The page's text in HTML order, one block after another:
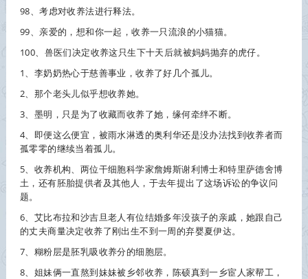
98、考虑对收养法进行释法。
99、亲爱的，想和你一起，收养一只流浪的小猫猫。
100、兽医们决定收养这只生下十天后就被妈妈抛弃的虎仔。
1、李奶奶热心于慈善事业，收养了好几个孤儿。
2、那个老头儿似乎想收养她。
3、墨明，只是为了收藏而收养了她，缘何牵绊不断。
4、即便这么便宜，被雨水淋透的奥利华还是没办法找到收养者而
孤零零的继续当着孤儿。
5、 收养机构、两位干细胞科学家詹姆斯谢利博士和特里萨德舍博
土，还有胚胎提供者及其他人，于去年提出了这场诉讼的争议问
题。
6、艾比布拉和沙吉旦老人有位结婚多年没孩子的亲戚，她跟自己
的丈夫商量决定收养了刚出生不到一周的弃婴夏伊达。
7、糊粉层是胚乳吸收养分的细胞层。
8、姐妹俩一直熬到妹妹被乡邻收养 ，陈硕真到一乡宦人家帮工，